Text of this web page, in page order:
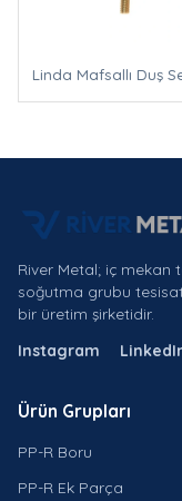
River Metal; iç mekan
soğutma grubu
bir üretim şirketidir.
Instagram
Ürün Grupları
PP-R Boru
PP-R Ek Parça